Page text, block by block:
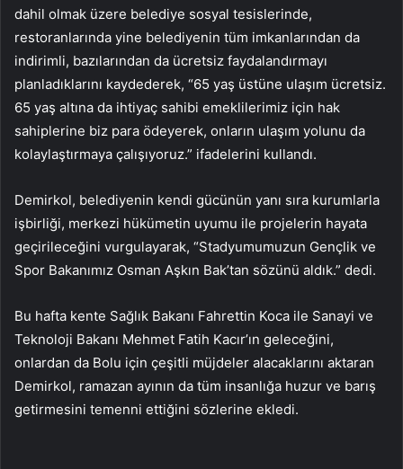
dahil olmak üzere belediye sosyal tesislerinde,
restoranlarında yine belediyenin tüm imkanlarından da
indirimli, bazılarından da ücretsiz faydalandırmayı
planladıklarını kaydederek, “65 yaş üstüne ulaşım ücretsiz.
65 yaş altına da ihtiyaç sahibi emeklilerimiz için hak
sahiplerine biz para ödeyerek, onların ulaşım yolunu da
kolaylaştırmaya çalışıyoruz.” ifadelerini kullandı.
Demirkol, belediyenin kendi gücünün yanı sıra kurumlarla
işbirliği, merkezi hükümetin uyumu ile projelerin hayata
geçirileceğini vurgulayarak, “Stadyumumuzun Gençlik ve
Spor Bakanımız Osman Aşkın Bak’tan sözünü aldık.” dedi.
Bu hafta kente Sağlık Bakanı Fahrettin Koca ile Sanayi ve
Teknoloji Bakanı Mehmet Fatih Kacır’ın geleceğini,
onlardan da Bolu için çeşitli müjdeler alacaklarını aktaran
Demirkol, ramazan ayının da tüm insanlığa huzur ve barış
getirmesini temenni ettiğini sözlerine ekledi.